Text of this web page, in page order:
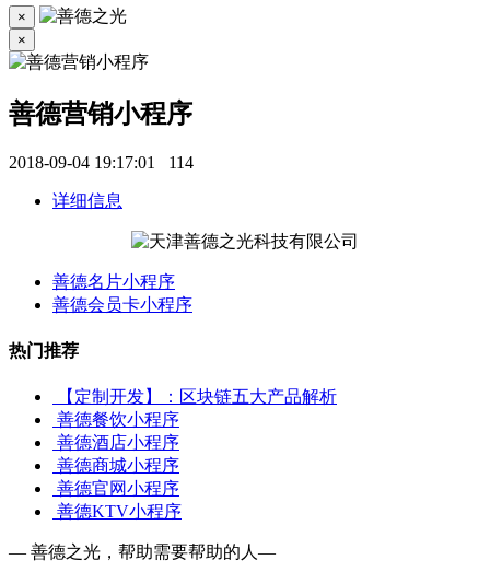
×
×
善德营销小程序
2018-09-04 19:17:01 114
详细信息
善德名片小程序
善德会员卡小程序
热门推荐
【定制开发】：区块链五大产品解析
善德餐饮小程序
善德酒店小程序
善德商城小程序
善德官网小程序
善德KTV小程序
— 善德之光，帮助需要帮助的人—